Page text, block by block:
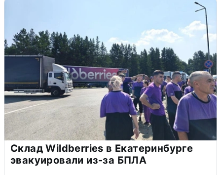
Склад Wildberries в Екатеринбурге
эвакуировали из-за БПЛА